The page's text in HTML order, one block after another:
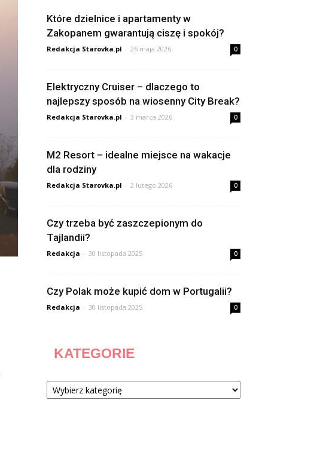
Które dzielnice i apartamenty w
Zakopanem gwarantują ciszę i spokój?
Redakcja Starovka.pl - 26 maja 2026 0
Elektryczny Cruiser – dlaczego to
najlepszy sposób na wiosenny City Break?
Redakcja Starovka.pl - 3 marca 2026 0
M2 Resort – idealne miejsce na wakacje
dla rodziny
Redakcja Starovka.pl - 2 lutego 2026 0
Czy trzeba być zaszczepionym do
Tajlandii?
Redakcja - 30 listopada 2025 0
Czy Polak może kupić dom w Portugalii?
Redakcja - 30 listopada 2025 0
KATEGORIE
Kategorie